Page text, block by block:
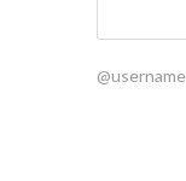
@username